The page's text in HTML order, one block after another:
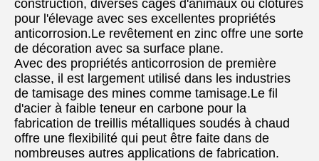
construction, diverses cages d'animaux ou clôtures
pour l'élevage avec ses excellentes propriétés
anticorrosion.Le revêtement en zinc offre une sorte
de décoration avec sa surface plane.
Avec des propriétés anticorrosion de première
classe, il est largement utilisé dans les industries
de tamisage des mines comme tamisage.Le fil
d'acier à faible teneur en carbone pour la
fabrication de treillis métalliques soudés à chaud
offre une flexibilité qui peut être faite dans de
nombreuses autres applications de fabrication.